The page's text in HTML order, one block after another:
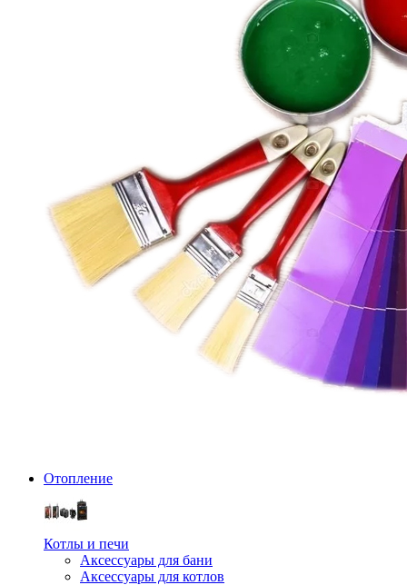
Отопление
Котлы и печи
Аксессуары для бани
Аксессуары для котлов